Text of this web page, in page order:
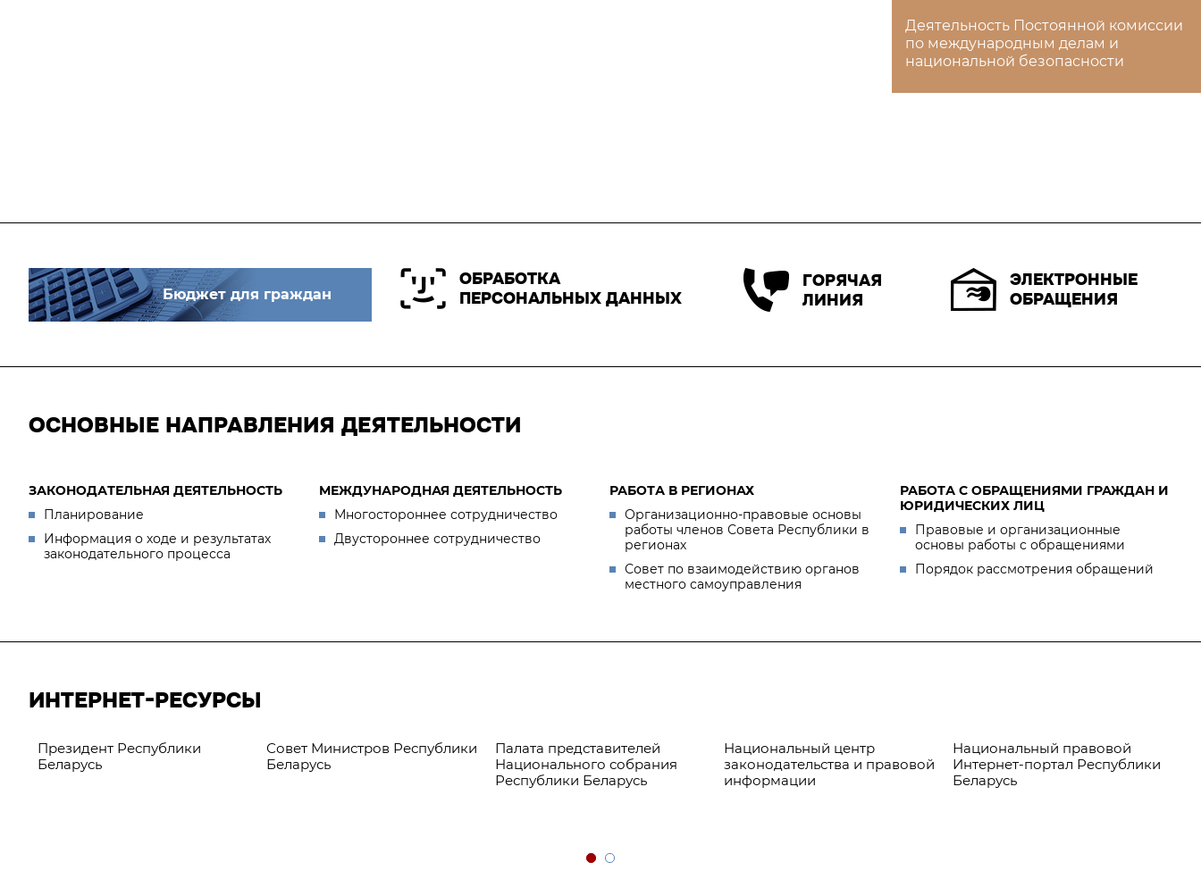
Деятельность Постоянной комиссии
по международным делам и
национальной безопасности
Бюджет для граждан
ОБРАБОТКА
ПЕРСОНАЛЬНЫХ ДАННЫХ
ГОРЯЧАЯ
ЛИНИЯ
ЭЛЕКТРОННЫЕ
ОБРАЩЕНИЯ
ОСНОВНЫЕ НАПРАВЛЕНИЯ ДЕЯТЕЛЬНОСТИ
ЗАКОНОДАТЕЛЬНАЯ ДЕЯТЕЛЬНОСТЬ
Планирование
Информация о ходе и результатах
законодательного процесса
МЕЖДУНАРОДНАЯ ДЕЯТЕЛЬНОСТЬ
Многостороннее сотрудничество
Двустороннее сотрудничество
РАБОТА В РЕГИОНАХ
Организационно-правовые основы
работы членов Совета Республики в
регионах
Совет по взаимодействию органов
местного самоуправления
РАБОТА С ОБРАЩЕНИЯМИ ГРАЖДАН И
ЮРИДИЧЕСКИХ ЛИЦ
Правовые и организационные
основы работы с обращениями
Порядок рассмотрения обращений
ИНТЕРНЕТ-РЕСУРСЫ
Президент Республики
Беларусь
Совет Министров Республики
Беларусь
Палата представителей
Национального собрания
Республики Беларусь
Национальный центр
законодательства и правовой
информации
Национальный правовой
Интернет-портал Республики
Беларусь